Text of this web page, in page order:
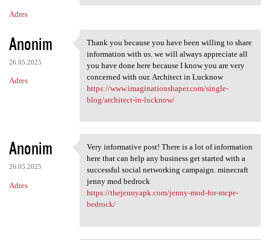
Adres
Anonim
26.05.2025
Adres
Thank you because you have
Thank you because you have been willing to share
information with us. we will always appreciate all
you have done here because I know you are very
concerned with our. Architect in Lucknow
https://www.imaginationshaper.com/single-
blog/architect-in-lucknow/
Anonim
26.05.2025
Adres
Very informative post! There
Very informative post! There is a lot of information
here that can help any business get started with a
successful social networking campaign. minecraft
jenny mod bedrock
https://thejennyapk.com/jenny-mod-for-mcpe-
bedrock/